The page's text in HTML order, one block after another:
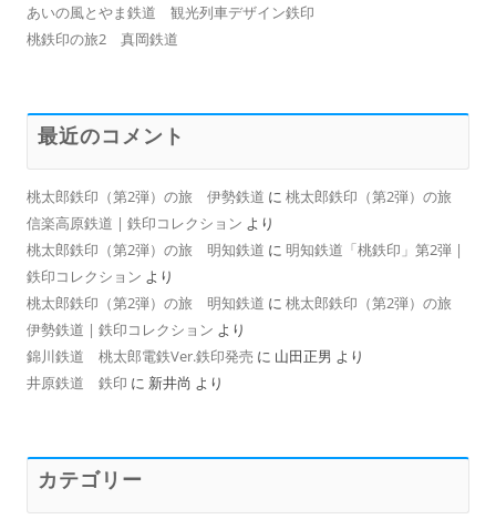
あいの風とやま鉄道 観光列車デザイン鉄印
桃鉄印の旅2 真岡鉄道
最近のコメント
桃太郎鉄印（第2弾）の旅 伊勢鉄道 に 桃太郎鉄印（第2弾）の旅
信楽高原鉄道 | 鉄印コレクション より
桃太郎鉄印（第2弾）の旅 明知鉄道 に 明知鉄道「桃鉄印」第2弾 |
鉄印コレクション より
桃太郎鉄印（第2弾）の旅 明知鉄道 に 桃太郎鉄印（第2弾）の旅
伊勢鉄道 | 鉄印コレクション より
錦川鉄道 桃太郎電鉄Ver.鉄印発売 に 山田正男 より
井原鉄道 鉄印 に 新井尚 より
カテゴリー